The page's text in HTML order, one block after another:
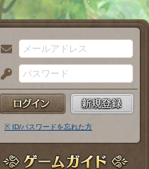
メ
ー
ル
ア
ド
パ
ス
ー
※ ID/パスワードを忘れた方